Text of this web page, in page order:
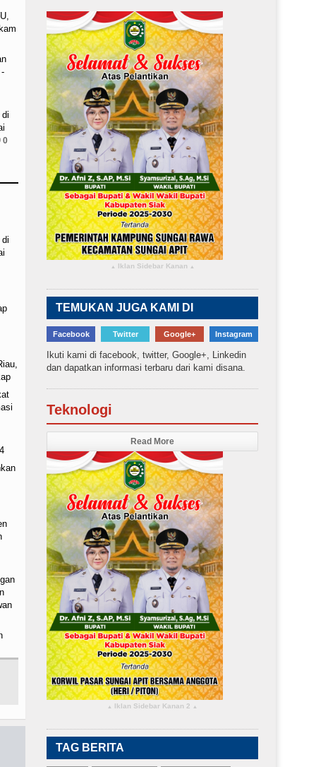
0
▴ Iklan Sidebar Kanan ▴
TEMUKAN JUGA KAMI DI
Facebook Twitter Google+ Instagram
Ikuti kami di facebook, twitter, Google+, Linkedin
dan dapatkan informasi terbaru dari kami disana.
Teknologi
Read More
▴ Iklan Sidebar Kanan 2 ▴
TAG BERITA